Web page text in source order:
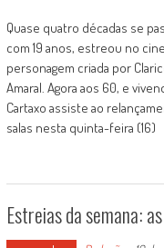
Quase quatro décadas se
com 19 anos, estreou no
personagem criada por
Amaral. Agora aos 60, e
Cartaxo assiste ao
salas nesta quinta-feira (16)
Estreias da semana: